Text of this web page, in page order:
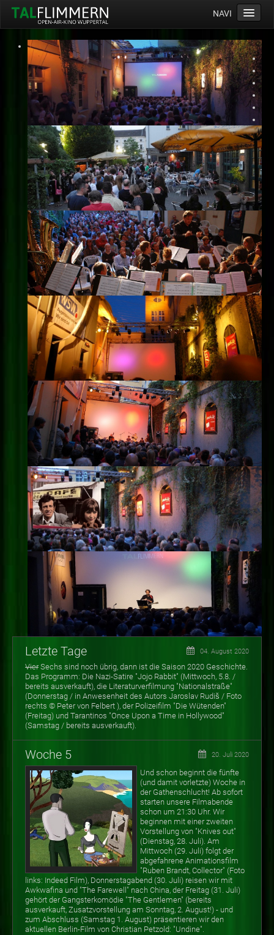
NAVI
Home
Programm
Service
Ticketinfos
Ort
Anreise
Wetter
Kinogutschein
Konzept
Archiv
Kontakt
Impressum
Datenschutz
Letzte Tage 04. August 2020
VierSechs sind noch übrig, dann ist die Saison 2020 Geschichte.
Das Programm: Die Nazi-Satire "Jojo Rabbit" (Mittwoch, 5.8. /
bereits ausverkauft), die Literaturverfilmung "Nationalstraße"
(Donnerstag / in Anwesenheit des Autors Jaroslav Rudiš / Foto
rechts © Peter von Felbert ), der Polizeifilm "Die Wütenden"
(Freitag) und Tarantinos "Once Upon a Time in Hollywood"
(Samstag / bereits ausverkauft).
Woche 5 20. Juli 2020
Und schon beginnt die fünfte
(und damit vorletzte) Woche in
der Gathenschlucht! Ab sofort
starten unsere Filmabende
schon um 21:30 Uhr. Wir
beginnen mit einer zweiten
Vorstellung von "Knives out"
(Dienstag, 28. Juli). Am
Mittwoch (29. Juli) folgt der
abgefahrene Animationsfilm
"Ruben Brandt, Collector" (Foto
links: Indeed Film), Donnerstagabend (30. Juli) reisen wir mit
Awkwafina und "The Farewell" nach China, der Freitag (31. Juli)
gehört der Gangsterkomödie "The Gentlemen" (bereits
ausverkauft, Zusatzvorstellung am Sonntag, 2. August!) - und
zum Abschluss (Samstag 1. August) präsentieren wir den
aktuellen Berlin-Film von Christian Petzold: "Undine".